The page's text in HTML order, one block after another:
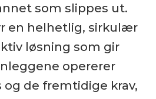
som slippes ut.
en helhetlig, sirkulær
løsning som gir
opererer
de fremtidige krav,